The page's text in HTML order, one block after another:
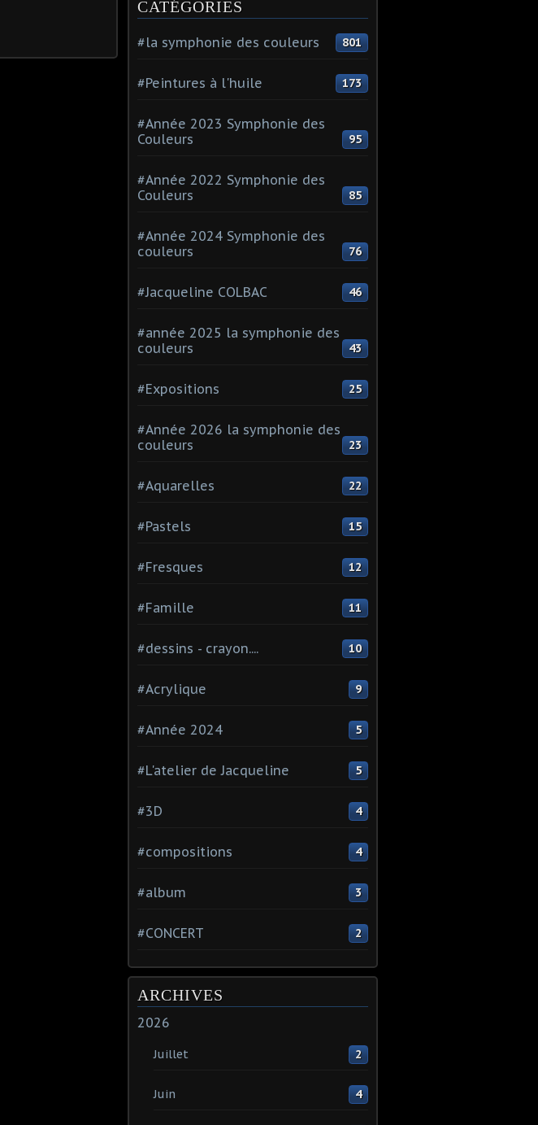
CATÉGORIES
#la symphonie des couleurs 801
#Peintures à l'huile 173
#Année 2023 Symphonie des
Couleurs
95
#Année 2022 Symphonie des
Couleurs
85
#Année 2024 Symphonie des
couleurs
76
#Jacqueline COLBAC 46
#année 2025 la symphonie des
couleurs
43
#Expositions 25
#Année 2026 la symphonie des
couleurs
23
#Aquarelles 22
#Pastels 15
#Fresques 12
#Famille 11
#dessins - crayon.... 10
#Acrylique 9
#Année 2024 5
#L'atelier de Jacqueline 5
#3D 4
#compositions 4
#album 3
#CONCERT 2
ARCHIVES
2026
Juillet 2
Juin 4